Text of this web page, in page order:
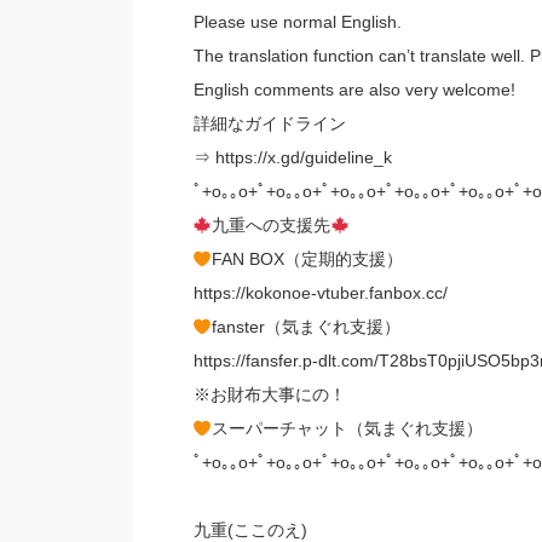
Please use normal English.
The translation function can’t translate well.
English comments are also very welcome!
詳細なガイドライン
⇒ https://x.gd/guideline_k
ﾟ+o｡｡o+ﾟ+o｡｡o+ﾟ+o｡｡o+ﾟ+o｡｡o+ﾟ+o｡｡o+ﾟ
九重への支援先
FAN BOX（定期的支援）
https://kokonoe-vtuber.fanbox.cc/
fanster（気まぐれ支援）
https://fansfer.p-dlt.com/
※お財布大事にの！
スーパーチャット（気まぐれ支援）
ﾟ+o｡｡o+ﾟ+o｡｡o+ﾟ+o｡｡o+ﾟ+o｡｡o+ﾟ+o｡｡o+ﾟ
九重(ここのえ)